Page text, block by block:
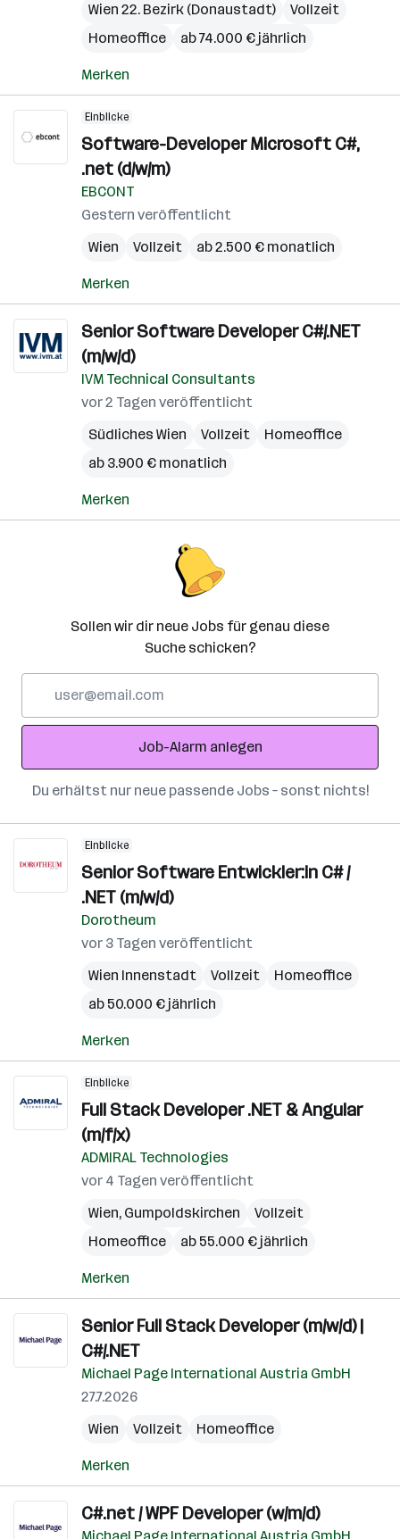
Wien 22. Bezirk (Donaustadt)
Vollzeit
Homeoffice
ab 74.000 € jährlich
Merken
Einblicke
Software-Developer Microsoft C#,
.net (d/w/m)
EBCONT
Gestern veröffentlicht
Wien
Vollzeit ab 2.500 € monatlich
Merken
Senior Software Developer C#/.NET
(m/w/d)
IVM Technical Consultants
vor 2 Tagen veröffentlicht
Südliches Wien
Vollzeit
Homeoffice
ab 3.900 € monatlich
Merken
Sollen wir dir neue Jobs für genau diese
Suche schicken?
Adresse
Job-Alarm anlegen
Du erhältst nur neue passende Jobs – sonst nichts!
Einblicke
Senior Software Entwickler:in C# /
.NET (m/w/d)
Dorotheum
vor 3 Tagen veröffentlicht
Wien Innenstadt
Vollzeit
Homeoffice
ab 50.000 € jährlich
Merken
Einblicke
Full Stack Developer .NET & Angular
(m/f/x)
ADMIRAL Technologies
vor 4 Tagen veröffentlicht
Wien, Gumpoldskirchen
Vollzeit
Homeoffice
ab 55.000 € jährlich
Merken
Senior Full Stack Developer (m/w/d) |
C#/.NET
Michael Page International Austria GmbH
27.7.2026
Wien
Vollzeit Homeoffice
Merken
C#.net / WPF Developer (w/m/d)